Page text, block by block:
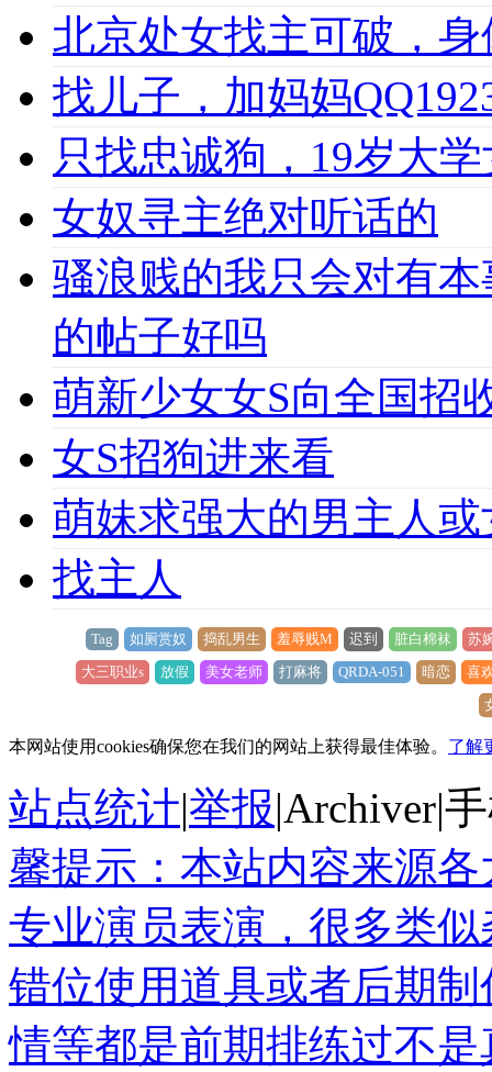
北京处女找主可破，
找儿子，加妈妈
只找忠诚狗，19岁大
女奴寻主绝对听话的
骚浪贱的我只会对有
的帖子好吗
萌新少女女S向全国招
女S招狗进来看
萌妹求强大的男主人
找主人
Tag 如厕赏奴 捣乱男生 羞辱贱M 迟到 脏白棉袜
苏
大三职业s
放假 美女老师 打麻将 QRDA-051 暗恋
喜
本网站使用cookies确保您在我们的网站上获得最佳体验。 了解
站点统计|举报|Archiver|
馨提示：本站内容来源
专业演员表演，很多类
错位使用道具或者后期
情等都是前期排练过不